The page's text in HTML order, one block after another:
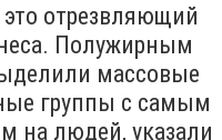
отрезвляющий
Полужирным
массовые
группы с самым
на людей, указали